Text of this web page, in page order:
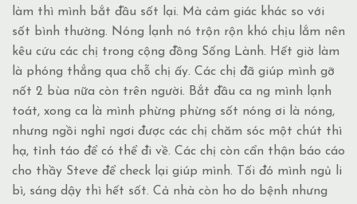
làm thì mình bắt đầu sốt lại. Mà cảm giác khác so với
sốt bình thường. Nóng lạnh nó trộn rộn khó chịu lắm nên
kêu cứu các chị trong cộng đồng Sống Lành. Hết giờ làm
là phóng thẳng qua chỗ chị ấy. Các chị đã giúp mình gỡ
nốt 2 bùa nữa còn trên người. Bắt đầu ca ng mình lạnh
toát, xong ca là mình phừng phừng sốt nóng ơi là nóng,
nhưng ngồi nghỉ ngơi được các chị chăm sóc một chút thì
hạ, tỉnh táo để có thể đi về. Các chị còn cẩn thận báo cáo
cho thầy Steve để check lại giúp mình. Tối đó mình ngủ li
bì, sáng dậy thì hết sốt. Cả nhà còn ho do bệnh nhưng